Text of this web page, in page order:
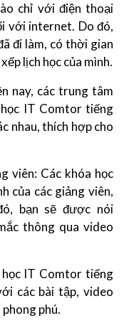
chỉ với điện thoại
với internet. Do đó,
đi làm, có thời gian
lịch học của mình.
nay, các trung tâm
IT Comtor tiếng
nhau, thích hợp cho
viên: Các khóa học
của các giảng viên,
bạn sẽ được nói
thông qua video
học IT Comtor tiếng
các bài tập, video
phú.